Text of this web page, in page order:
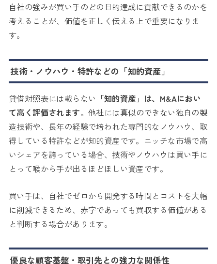
自社の強みが買い手のどの目的達成に貢献できるのかを
考えることが、価値を正しく伝える上で重要になりま
す。
技術・ノウハウ・特許などの「知的資産」
貸借対照表には載らない 「知的資産」は、M&Aにおい
て高く評価されます。他社には真似のできない独自の製
造技術や、長年の経験で培われた専門的なノウハウ、取
得している特許などが知的資産です。ニッチな市場で高
いシェアを誇っている場合、技術やノウハウは買い手に
とって喉から手が出るほどほしい資産です。
買い手は、自社でゼロから開発する時間とコストを大幅
に削減できるため、赤字であっても買収する価値がある
と判断する場合があります。
優良な顧客基盤・取引先との強力な関係性